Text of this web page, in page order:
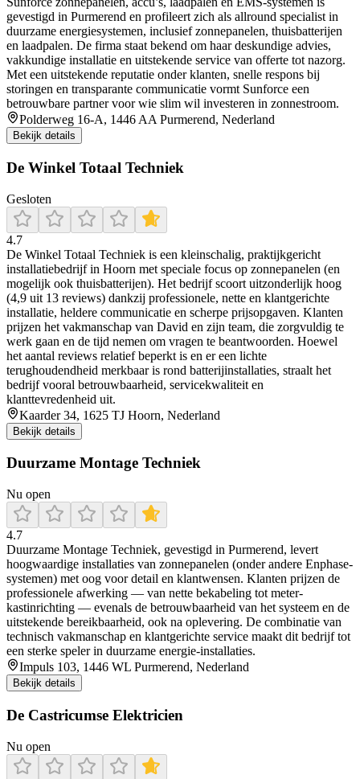
gevestigd in Purmerend en profileert zich als allround specialist in
duurzame energiesystemen, inclusief zonnepanelen, thuisbatterijen
en laadpalen. De firma staat bekend om haar deskundige advies,
vakkundige installatie en uitstekende service van offerte tot nazorg.
Met een uitstekende reputatie onder klanten, snelle respons bij
storingen en transparante communicatie vormt Sunforce een
betrouwbare partner voor wie slim wil investeren in zonnestroom.
Polderweg 16-A, 1446 AA Purmerend, Nederland
Bekijk details
De Winkel Totaal Techniek
Gesloten
4.7
De Winkel Totaal Techniek is een kleinschalig, praktijkgericht
installatiebedrijf in Hoorn met speciale focus op zonnepanelen (en
mogelijk ook thuisbatterijen). Het bedrijf scoort uitzonderlijk hoog
(4,9 uit 13 reviews) dankzij professionele, nette en klantgerichte
installatie, heldere communicatie en scherpe prijsopgaven. Klanten
prijzen het vakmanschap van David en zijn team, die zorgvuldig te
werk gaan en de tijd nemen om vragen te beantwoorden. Hoewel
het aantal reviews relatief beperkt is en er een lichte
terughoudendheid merkbaar is rond batterijinstallaties, straalt het
bedrijf vooral betrouwbaarheid, servicekwaliteit en
klanttevredenheid uit.
Kaarder 34, 1625 TJ Hoorn, Nederland
Bekijk details
Duurzame Montage Techniek
Nu open
4.7
Duurzame Montage Techniek, gevestigd in Purmerend, levert
hoogwaardige installaties van zonnepanelen (onder andere Enphase-
systemen) met oog voor detail en klantwensen. Klanten prijzen de
professionele afwerking — van nette bekabeling tot meter-
kastinrichting — evenals de betrouwbaarheid van het systeem en de
uitstekende bereikbaarheid, ook na oplevering. De combinatie van
technisch vakmanschap en klantgerichte service maakt dit bedrijf tot
een sterke speler in duurzame energie-installaties.
Impuls 103, 1446 WL Purmerend, Nederland
Bekijk details
De Castricumse Elektricien
Nu open